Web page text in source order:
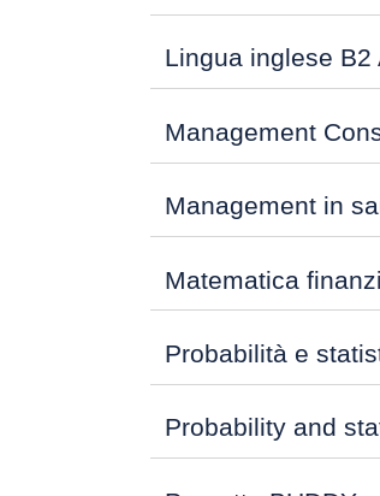
Lingua inglese B2
Management
Management in
Matematica
Probabilità e
Probability and